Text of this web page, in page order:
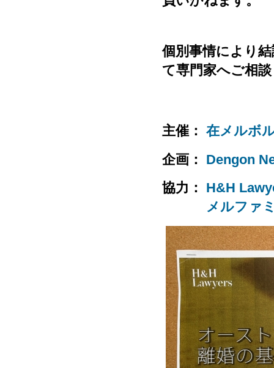
個別事情により
て専門家へご相
主催： 在メルボ
企画： Dengon
協力： H&H
メルファミ